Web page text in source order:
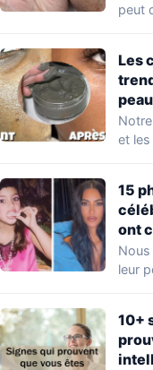
peut
Les
et
15
ont
leur
10+